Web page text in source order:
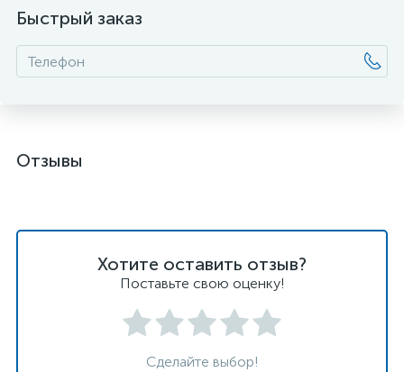
Быстрый заказ
Отзывы
Хотите оставить отзыв?
Поставьте свою оценку!
Сделайте выбор!